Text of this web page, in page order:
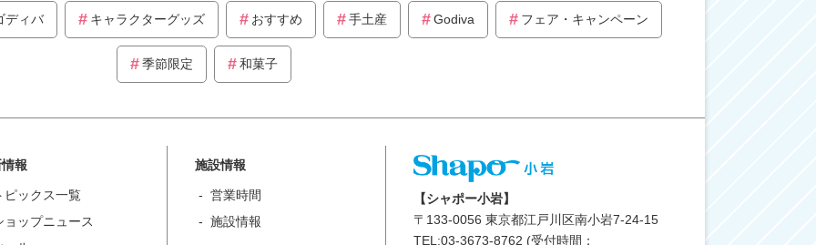
ディバ キャラクターグッズ おすすめ 手土産 Godiva フェア・キャンペーン
季節限定 和菓子
報
ピックス一覧
ョップニュース
施設情報
営業時間
施設情報
【シャポー小岩】
〒 133-0056 東京都江戸川区南小岩7-24-15
TEL:03-3673-8762 (受付時間：